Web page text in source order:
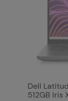
Dell
512GB Iris